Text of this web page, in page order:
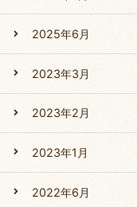
2025年6月
2023年3月
2023年2月
2023年1月
2022年6月